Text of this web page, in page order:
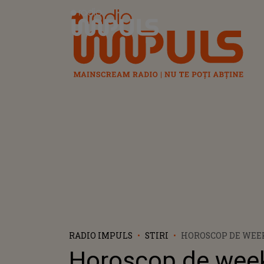
Radio Impuls
RADIO IMPULS STIRI
HOROSCOP DE
ADUCE LUNA